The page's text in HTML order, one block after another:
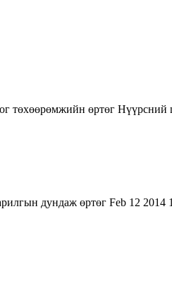
төхөөрөмжийн өртөг
дундаж өртөг Feb 12